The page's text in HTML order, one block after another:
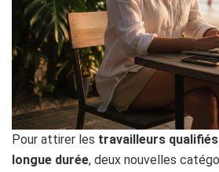
Pour attirer les travailleurs
longue durée, deux nouvelles